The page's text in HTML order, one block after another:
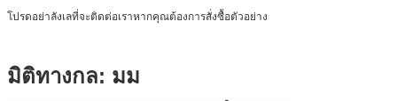
โปรดอย่าลังเลที่จะติดต่อเราหากคุณต้องการสั่งซื้อตัวอย่าง
มิติทางกล: มม